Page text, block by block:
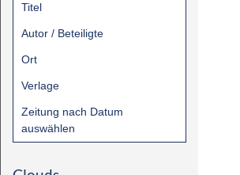
Titel
Autor / Beteiligte
Ort
Verlage
Zeitung nach Datum
auswählen